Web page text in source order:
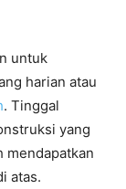
untuk
harian atau
. Tinggal
yang
mendapatkan
atas.